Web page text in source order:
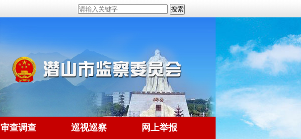
审查调查 巡视巡察 网上举报